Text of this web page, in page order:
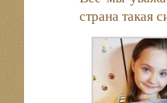
страна такая